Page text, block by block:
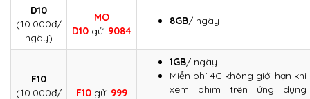
D10
(10.000đ/
ngày)
MO
D10 gửi 9084
8GB/ ngày
F10
(10.000đ/
F10 gửi 999
1GB/ ngày
Miễn phí 4G không giới hạn khi
xem phim trên ứng dụng